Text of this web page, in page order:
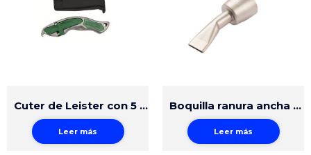
Cuter de Leister con 5 cuchillas de repuesto
Leer más
Boquilla ranura ancha 20mm ajuste fácil
Leer más